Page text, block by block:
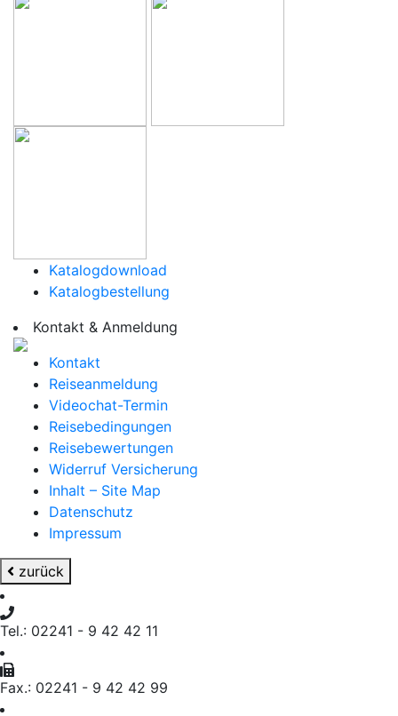
Katalogdownload
Katalogbestellung
Kontakt & Anmeldung
Kontakt
Reiseanmeldung
Videochat-Termin
Reisebedingungen
Reisebewertungen
Widerruf Versicherung
Inhalt – Site Map
Datenschutz
Impressum
zurück
Tel.: 02241 - 9 42 42 11
Fax.: 02241 - 9 42 42 99